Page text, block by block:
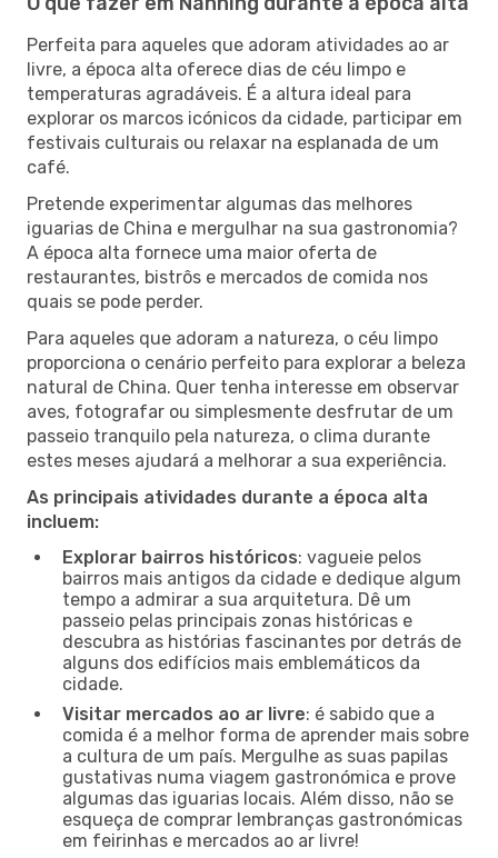
Perfeita para aqueles que adoram atividades ao ar
livre, a época alta oferece dias de céu limpo e
temperaturas agradáveis. É a altura ideal para
explorar os marcos icónicos da cidade, participar em
festivais culturais ou relaxar na esplanada de um
café.
Pretende experimentar algumas das melhores
iguarias de China e mergulhar na sua gastronomia?
A época alta fornece uma maior oferta de
restaurantes, bistrôs e mercados de comida nos
quais se pode perder.
Para aqueles que adoram a natureza, o céu limpo
proporciona o cenário perfeito para explorar a beleza
natural de China. Quer tenha interesse em observar
aves, fotografar ou simplesmente desfrutar de um
passeio tranquilo pela natureza, o clima durante
estes meses ajudará a melhorar a sua experiência.
As principais atividades durante a época alta
incluem:
Explorar bairros históricos: vagueie pelos
bairros mais antigos da cidade e dedique algum
tempo a admirar a sua arquitetura. Dê um
passeio pelas principais zonas históricas e
descubra as histórias fascinantes por detrás de
alguns dos edifícios mais emblemáticos da
cidade.
Visitar mercados ao ar livre: é sabido que a
comida é a melhor forma de aprender mais sobre
a cultura de um país. Mergulhe as suas papilas
gustativas numa viagem gastronómica e prove
algumas das iguarias locais. Além disso, não se
esqueça de comprar lembranças gastronómicas
em feirinhas e mercados ao ar livre!